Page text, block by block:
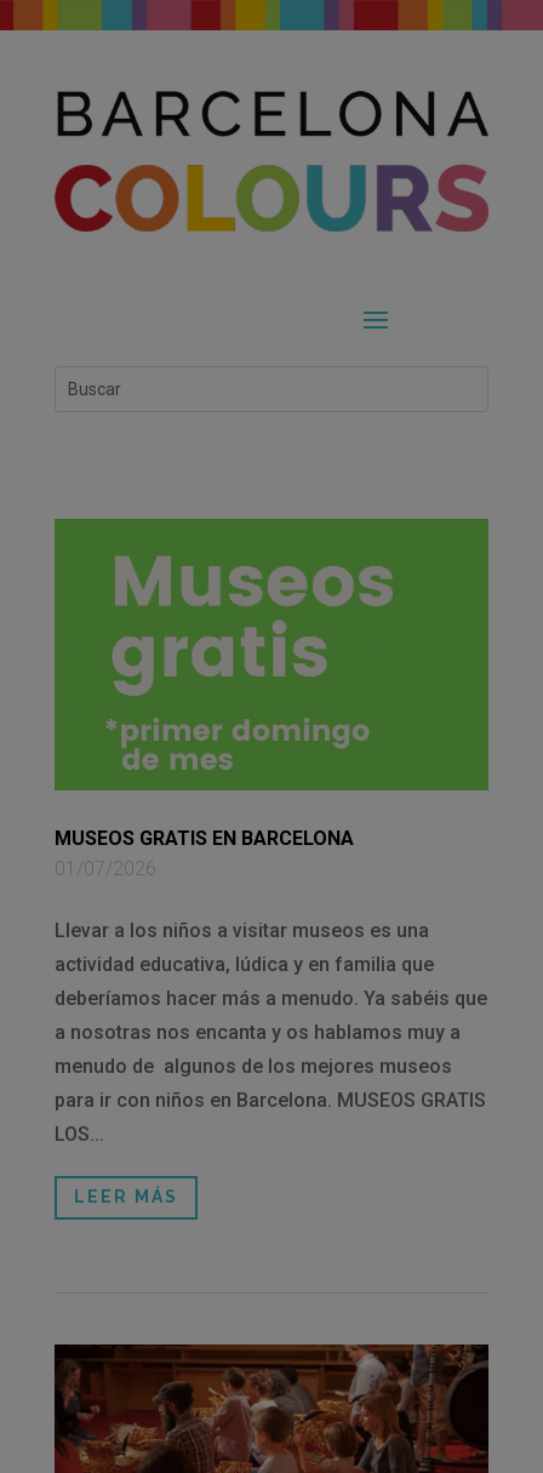
MUSEOS GRATIS EN BARCELONA
01/07/2026
Llevar a los niños a visitar museos es una
actividad educativa, lúdica y en familia que
deberíamos hacer más a menudo. Ya sabéis que
a nosotras nos encanta y os hablamos muy a
menudo de algunos de los mejores museos
para ir con niños en Barcelona. MUSEOS GRATIS
LOS...
LEER MÁS